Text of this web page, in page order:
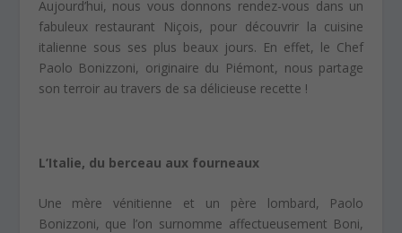
Aujourd’hui, nous vous donnons rendez-vous dans un
fabuleux restaurant Niçois, pour découvrir la cuisine
italienne sous ses plus beaux jours. En effet, le Chef
Paolo Bonizzoni, originaire du Piémont, nous partage
son terroir au travers de sa délicieuse recette !
L’Italie, du berceau aux fourneaux
Une mère vénitienne et un père lombard, Paolo
Bonizzoni, que l’on surnomme affectueusement Boni,